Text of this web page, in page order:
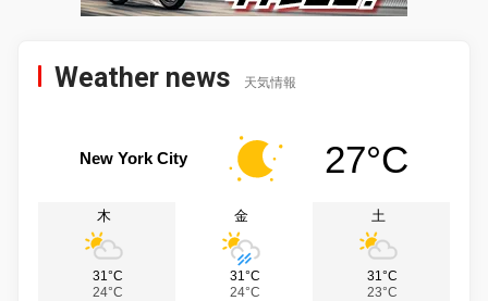
Weather news 天気情報
New York City 27°C
木
31°C
24°C
金
31°C
24°C
土
31°C
23°C